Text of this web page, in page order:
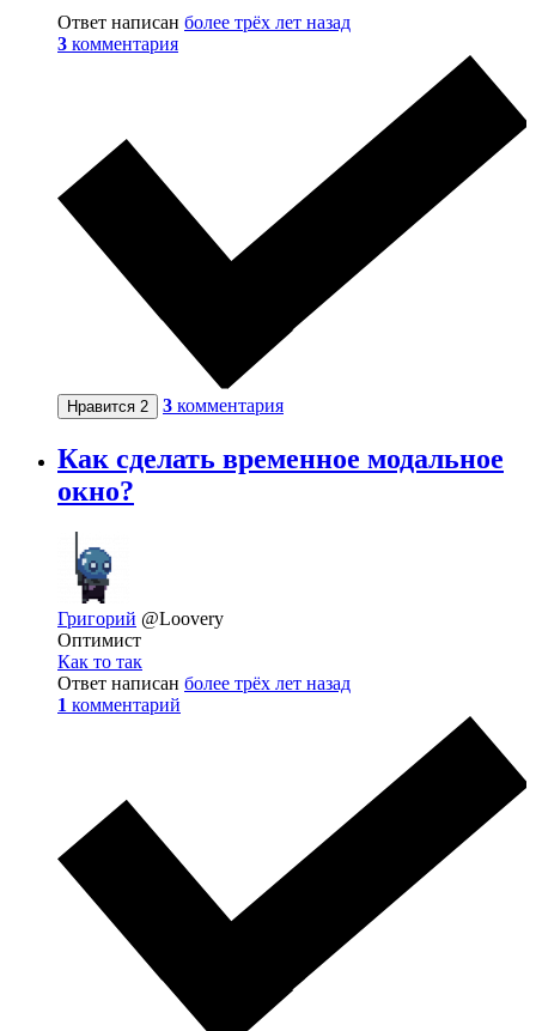
Ответ написан более трёх лет назад
3 комментария
Нравится 2 3 комментария
Как сделать временное модальное
окно?
Григорий @Loovery
Оптимист
Как то так
Ответ написан более трёх лет назад
1 комментарий